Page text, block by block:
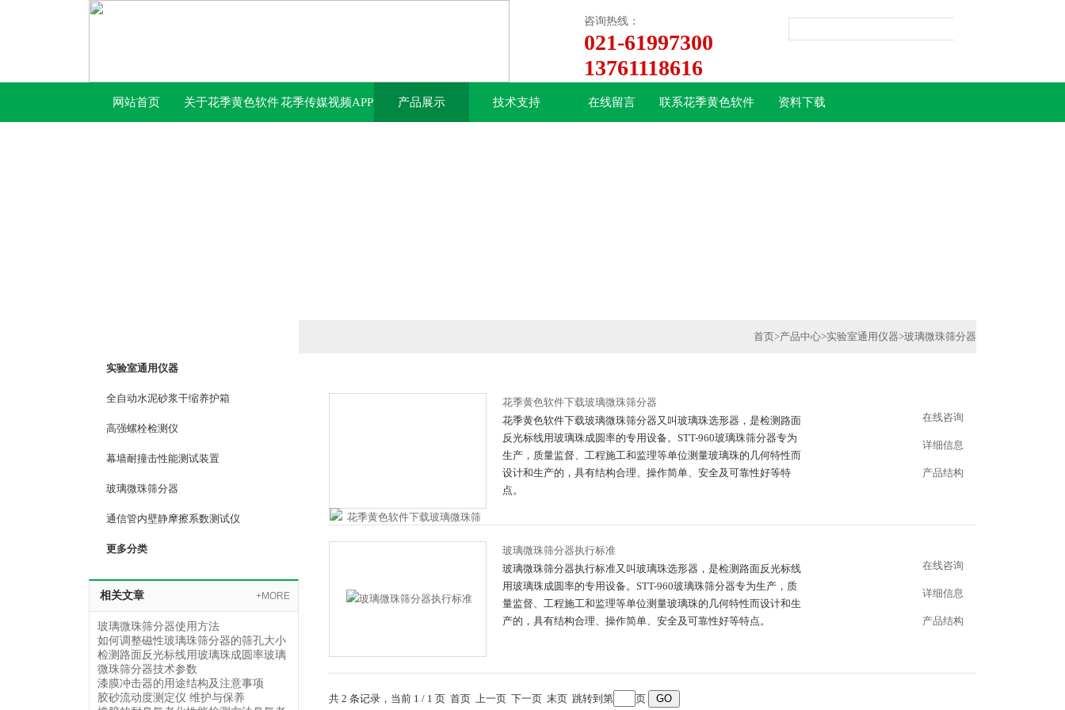
咨询热线：
021-61997300
13761118616
网站首页 关于花季黄色软件花季传媒视频APP 产品展示 技术支持 在线留言 联系花季黄色软件 资料下载
实验室通用仪器
全自动水泥砂浆干缩养护箱
高强螺栓检测仪
幕墙耐撞击性能测试装置
玻璃微珠筛分器
通信管内壁静摩擦系数测试仪
更多分类
相关文章 +MORE
玻璃微珠筛分器使用方法
如何调整磁性玻璃珠筛分器的筛孔大小
检测路面反光标线用玻璃珠成圆率玻璃
微珠筛分器技术参数
漆膜冲击器的用途结构及注意事项
胶砂流动度测定仪 维护与保养
首页>产品中心>实验室通用仪器>玻璃微珠筛分器
花季黄色软件下载玻璃微珠筛分器
花季黄色软件下载玻璃微珠筛分器又叫玻璃珠选形器，是检测路面
反光标线用玻璃珠成圆率的专用设备。STT-960玻璃珠筛分器专为
生产，质量监督、工程施工和监理等单位测量玻璃珠的几何特性而
设计和生产的，具有结构合理、操作简单、安全及可靠性好等特
点。
在线咨询
详细信息
产品结构
玻璃微珠筛分器执行标准
玻璃微珠筛分器执行标准又叫玻璃珠选形器，是检测路面反光标线
用玻璃珠成圆率的专用设备。STT-960玻璃珠筛分器专为生产，质
量监督、工程施工和监理等单位测量玻璃珠的几何特性而设计和生
产的，具有结构合理、操作简单、安全及可靠性好等特点。
在线咨询
详细信息
产品结构
共 2 条记录，当前 1 / 1 页 首页 上一页 下一页 末页 跳转到第 页